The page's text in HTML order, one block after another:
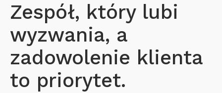
Zespół, który lubi
wyzwania, a
zadowolenie klienta
to priorytet.